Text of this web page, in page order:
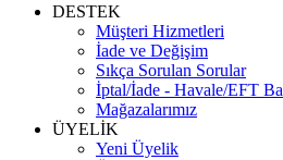
DESTEK
Müşteri Hizmetleri
İade ve Değişim
Sıkça Sorulan Sorular
İptal/İade - Havale/EFT
Mağazalarımız
ÜYELİK
Yeni Üyelik